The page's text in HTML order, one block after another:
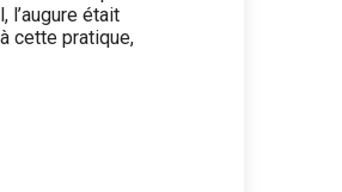
l’augure était
cette pratique,